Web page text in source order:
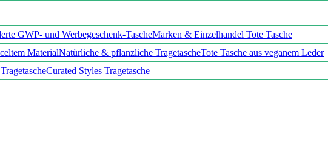
GWP- und Werbegeschenk-TascheMarken & Einzelhandel Tote Tasche
MaterialNatürliche & pflanzliche TragetascheTote Tasche aus veganem Leder
Curated Styles Tragetasche